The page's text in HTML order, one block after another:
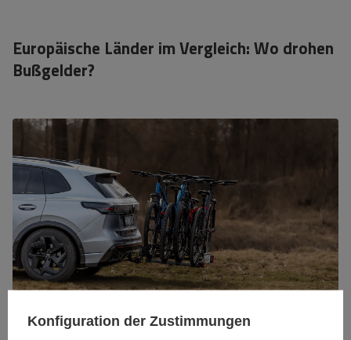
Europäische Länder im Vergleich: Wo drohen
Bußgelder?
Konfiguration der Zustimmungen